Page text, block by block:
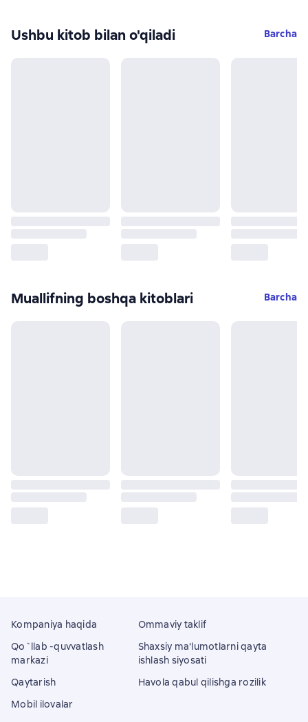
Ushbu kitob bilan o'qiladi Barcha
Muallifning boshqa kitoblari Barcha
Kompaniya haqida
Qo`llab -quvvatlash
markazi
Qaytarish
Mobil ilovalar
Ommaviy taklif
Shaxsiy ma'lumotlarni qayta
ishlash siyosati
Havola qabul qilishga rozilik